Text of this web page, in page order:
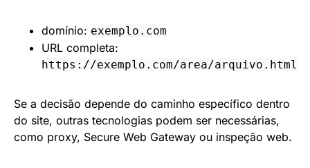
domínio: exemplo.com
URL completa:
https://exemplo.com/area/arquivo.html
Se a decisão depende do caminho específico dentro
do site, outras tecnologias podem ser necessárias,
como proxy, Secure Web Gateway ou inspeção web.